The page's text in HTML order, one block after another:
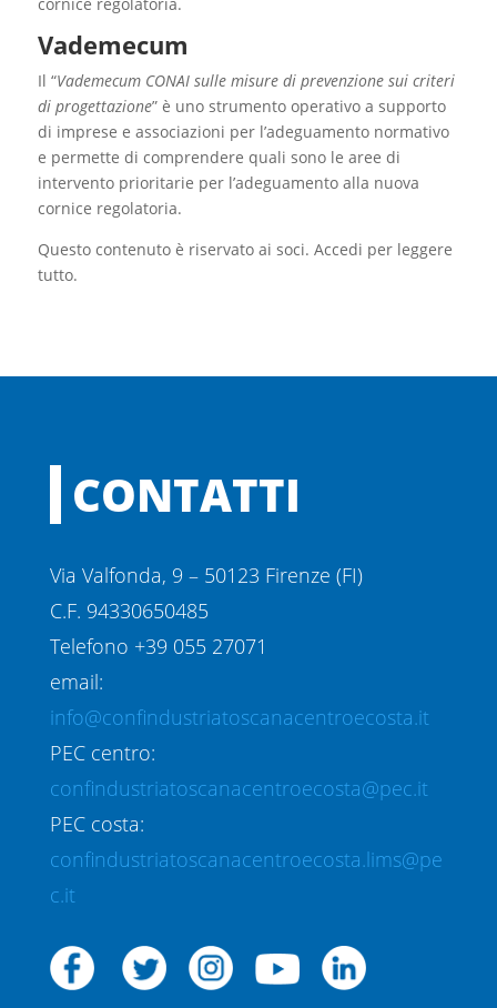
Vademecum
Il “Vademecum CONAI sulle misure di prevenzione sui criteri
di progettazione” è uno strumento operativo a supporto
di imprese e associazioni per l’adeguamento normativo
e permette di comprendere quali sono le aree di
intervento prioritarie per l’adeguamento alla nuova
cornice regolatoria.
Questo contenuto è riservato ai soci. Accedi per leggere
tutto.
CONTATTI
Via Valfonda, 9 – 50123 Firenze (FI)
C.F. 94330650485
Telefono +39 055 27071
email:
info@confindustriatoscanacentroecosta.it
PEC centro:
confindustriatoscanacentroecosta@pec.it
PEC costa:
confindustriatoscanacentroecosta.lims@pe
c.it